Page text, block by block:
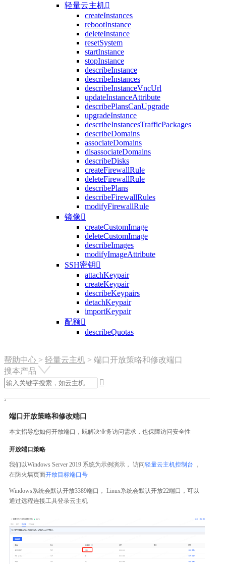
轻量云主机
createInstances
rebootInstance
deleteInstance
resetSystem
startInstance
stopInstance
describeInstance
describeInstances
describeInstanceVncUrl
updateInstanceAttribute
describePlansCanUpgrade
upgradeInstance
describeInstancesTrafficPackages
describeDomains
associateDomains
disassociateDomains
describeDisks
createFirewallRule
deleteFirewallRule
describePlans
describeFirewallRules
modifyFirewallRule
镜像
createCustomImage
deleteCustomImage
describeImages
modifyImageAttribute
SSH密钥
attachKeypair
createKeypair
describeKeypairs
detachKeypair
importKeypair
配额
describeQuotas
帮助中心 > 轻量云主机 > 端口开放策略和修改端口
搜本产品

端口开放策略和修改端口
本文指导您如何开放端口，既解决业务访问需求，也保障访问安全性
开放端口策略
我们以Windows Server 2019 系统为示例演示， 访问轻量云主机控制台 ，
在防火墙页面开放目标端口号
Windows系统会默认开放3389端口， Linux系统会默认开放22端口，可以
通过远程连接工具登录云主机